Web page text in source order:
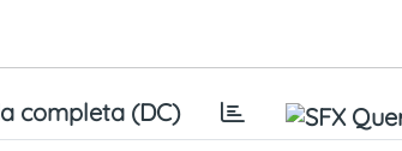
completa (DC)